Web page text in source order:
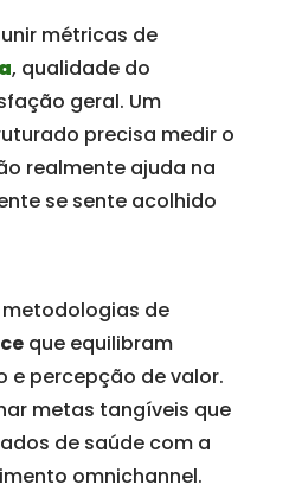
métricas de
, qualidade do
geral. Um
precisa medir o
realmente ajuda na
se sente acolhido
de
que equilibram
e percepção de valor.
metas tangíveis que
de saúde com a
omnichannel.